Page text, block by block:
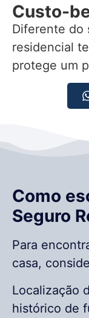
Custo-
Diferente do
residencial
protege um
Como
Seguro
Para
casa,
Localização
histórico de